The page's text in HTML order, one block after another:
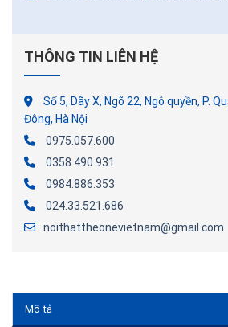
THÔNG TIN LIÊN HỆ
Số 5, Dãy X, Ngõ 22, Ngô quyền, P.
Đông, Hà Nội
0975.057.600
0358.490.931
0984.886.353
024.33.521.686
noithattheonevietnam@gmail.com
Mô tả